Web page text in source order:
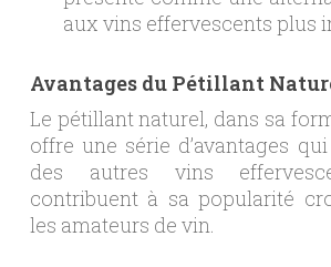
aux vins effervescents plus
Avantages du Pétillant
Le pétillant naturel, dans sa
offre une série d’avantages
des autres vins
contribuent à sa popularité
les amateurs de vin.